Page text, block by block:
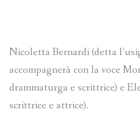
Nicoletta Bernardi (detta
accompagnerà con la voce
drammaturga e scrittrice) e
scrittrice e attrice).